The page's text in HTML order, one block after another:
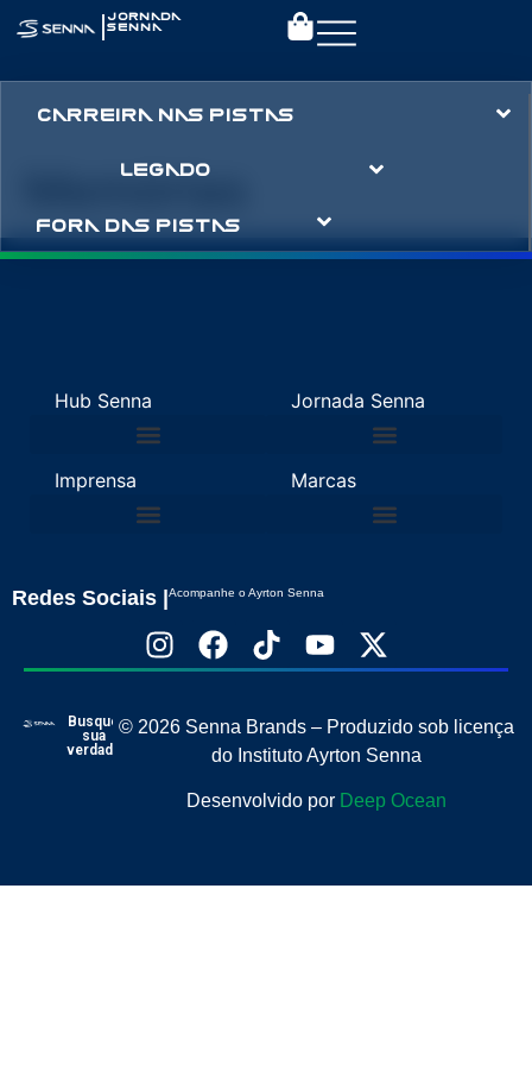
| JORNADA
SENNA
CARREIRA NAS PISTAS
LEGADO
FORA DAS PISTAS
Memórias
Hub Senna Jornada Senna
Imprensa Marcas
Redes Sociais | Acompanhe o Ayrton Senna
© 2026 Senna Brands – Produzido sob licença
do Instituto Ayrton Senna
Desenvolvido por Deep Ocean
Busque
sua
verdade